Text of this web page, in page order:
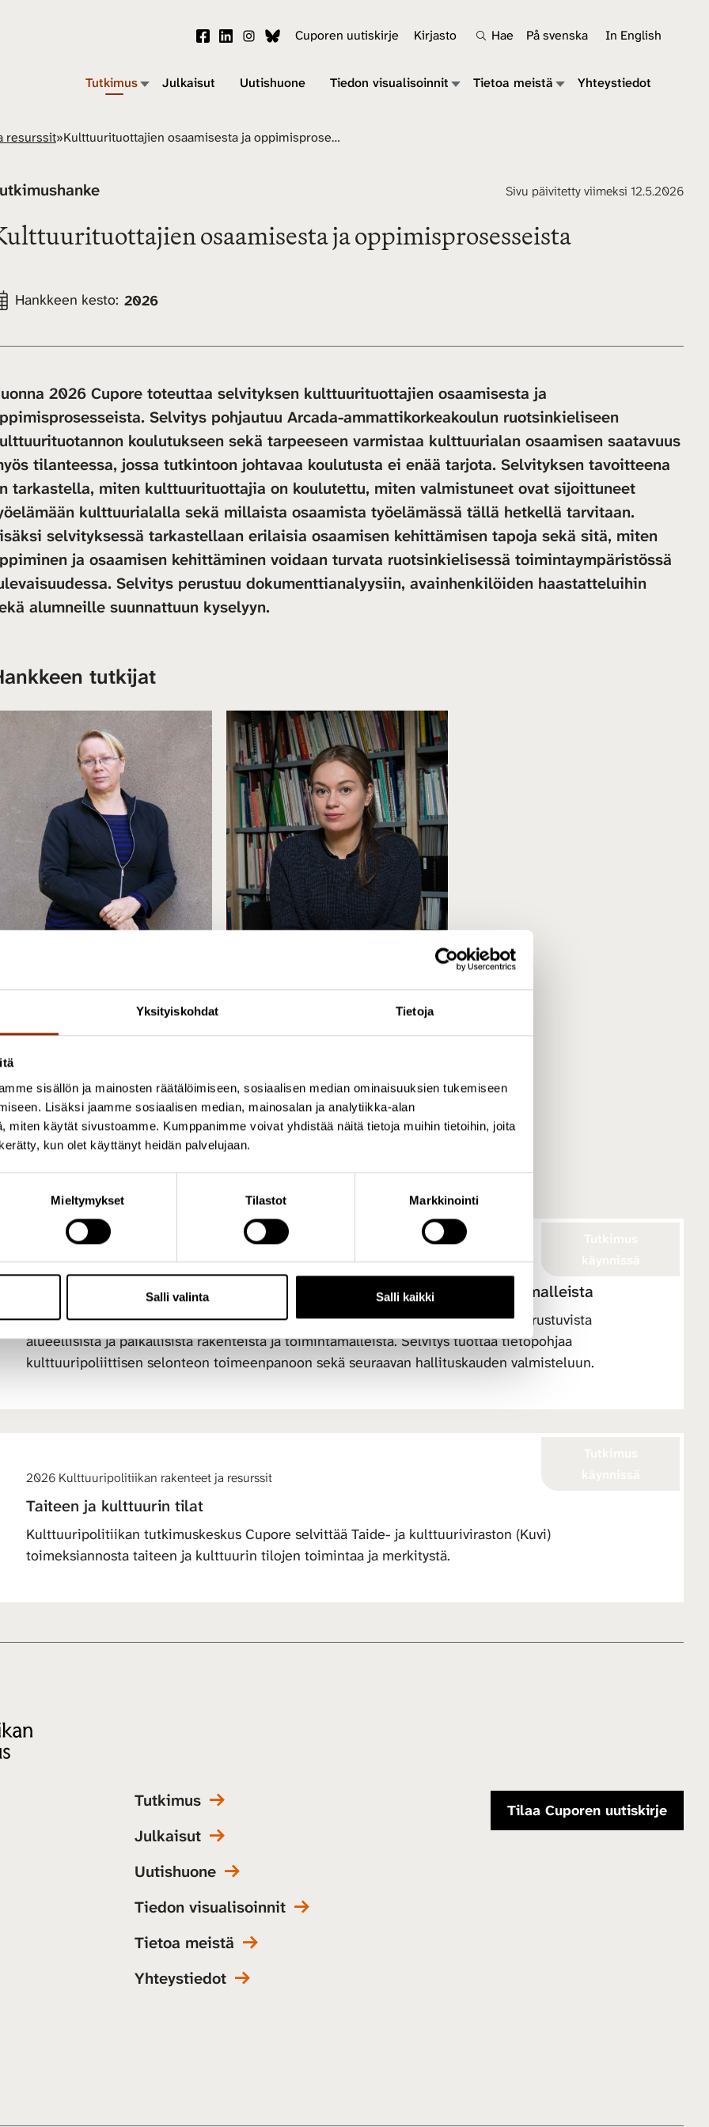
Yksityiskohdat Tietoja
sisällön ja mainosten räätälöimiseen, sosiaalisen median ominaisuuksien tukemiseen
Lisäksi jaamme sosiaalisen median, mainosalan ja analytiikka-alan
miten käytät sivustoamme. Kumppanimme voivat yhdistää näitä tietoja muihin tietoihin, joita
kun olet käyttänyt heidän palvelujaan.
Mieltymykset Tilastot Markkinointi
Salli valinta Salli kaikki
Cuporen uutiskirje Kirjasto Hae På svenska In English
Tutkimus Julkaisut Uutishuone Tiedon visualisoinnit Tietoa meistä Yhteystiedot
resurssit» Kulttuurituottajien osaamisesta ja oppimisprosesseista
Sivu päivitetty viimeksi 12.5.2026
osaamisesta ja oppimisprosesseista
Hankkeen kesto: 2026
2026 Cupore toteuttaa selvityksen kulttuurituottajien osaamisesta ja
Selvitys pohjautuu Arcada-ammattikorkeakoulun ruotsinkieliseen
koulutukseen sekä tarpeeseen varmistaa kulttuurialan osaamisen saatavuus
tilanteessa, jossa tutkintoon johtavaa koulutusta ei enää tarjota. Selvityksen tavoitteena
tarkastella, miten kulttuurituottajia on koulutettu, miten valmistuneet ovat sijoittuneet
kulttuurialalla sekä millaista osaamista työelämässä tällä hetkellä tarvitaan.
selvityksessä tarkastellaan erilaisia osaamisen kehittämisen tapoja sekä sitä, miten
ja osaamisen kehittäminen voidaan turvata ruotsinkielisessä toimintaympäristössä
Selvitys perustuu dokumenttianalyysiin, avainhenkilöiden haastatteluihin
alumneille suunnattuun kyselyyn.
tutkijat
ijas@cupore.fi
Erikoistutkija, YTT, VTM, FM
vappu.renko@cupore.fi
Profiili
2026 - 2026 Kulttuuripolitiikan rakenteet ja resurssit
Esiselvitys alueellisista ja paikallisista kulttuurirakenteista ja toimintamalleista
Cupore toteuttaa opetus- ja kulttuuriministeriölle esiselvityksen yhteistyöhön perustuvista
alueellisista ja paikallisista rakenteista ja toimintamalleista. Selvitys tuottaa tietopohjaa
kulttuuripoliittisen selonteon toimeenpanoon sekä seuraavan hallituskauden valmisteluun.
2026 Kulttuuripolitiikan rakenteet ja resurssit
Taiteen ja kulttuurin tilat
Kulttuuripolitiikan tutkimuskeskus Cupore selvittää Taide- ja kulttuuriviraston (Kuvi)
toimeksiannosta taiteen ja kulttuurin tilojen toimintaa ja merkitystä.
Tutkimus
Julkaisut
Uutishuone
Tiedon visualisoinnit
Tietoa meistä
Yhteystiedot
Tilaa Cuporen uutiskirje